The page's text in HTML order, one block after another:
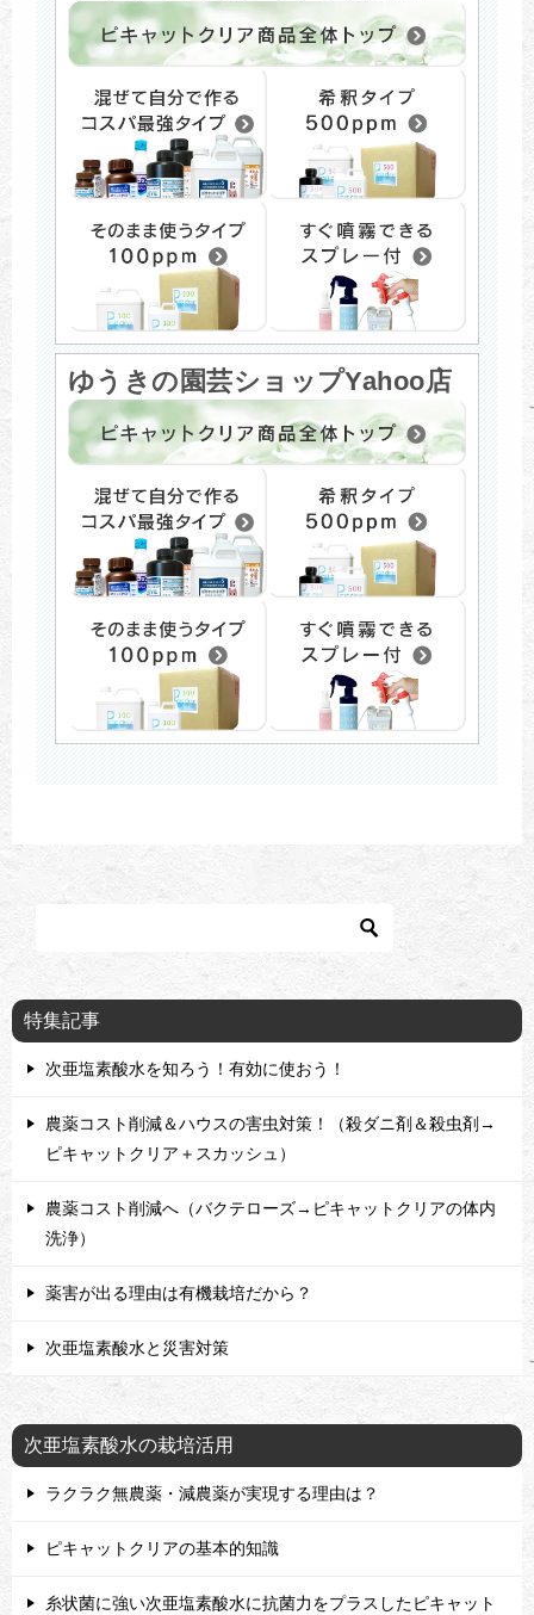
ゆうきの園芸ショップYahoo店
特集記事
次亜塩素酸水を知ろう！有効に使おう！
農薬コスト削減＆ハウスの害虫対策！（殺ダニ剤＆殺虫剤→
ピキャットクリア＋スカッシュ）
農薬コスト削減へ（バクテローズ→ピキャットクリアの体内
洗浄）
薬害が出る理由は有機栽培だから？
次亜塩素酸水と災害対策
次亜塩素酸水の栽培活用
ラクラク無農薬・減農薬が実現する理由は？
ピキャットクリアの基本的知識
糸状菌に強い次亜塩素酸水に抗菌力をプラスしたピキャット